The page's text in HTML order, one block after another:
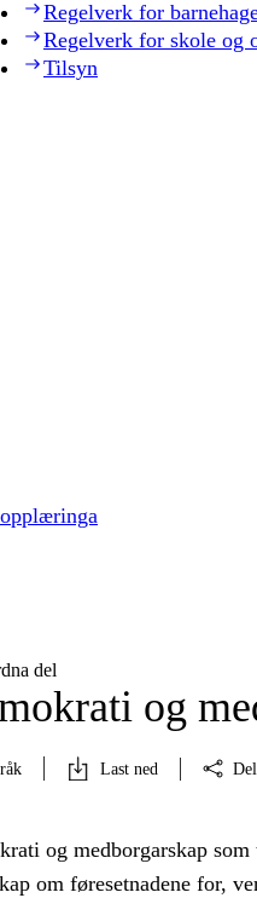
Regelverk for
Regelverk for skole og
Tilsyn
del
og
Last ned Del
og medborgarskap
om føresetnadene for,